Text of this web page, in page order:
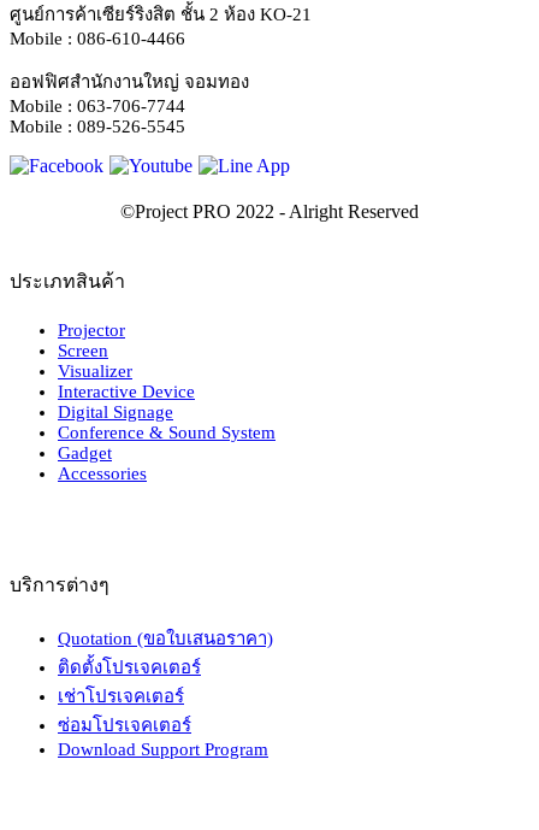
ศูนย์การค้าเซียร์ริงสิต ชั้น 2 ห้อง KO-21
Mobile : 086-610-4466
ออฟฟิศสำนักงานใหญ่ จอมทอง
Mobile : 063-706-7744
Mobile : 089-526-5545
ประเภทสินค้า
Projector
Screen
Visualizer
Interactive Device
Digital Signage
Conference & Sound System
Gadget
Accessories
บริการต่างๆ
Quotation (ขอใบเสนอราคา)
ติดตั้งโปรเจคเตอร์
เช่าโปรเจคเตอร์
ซ่อมโปรเจคเตอร์
Download Support Program